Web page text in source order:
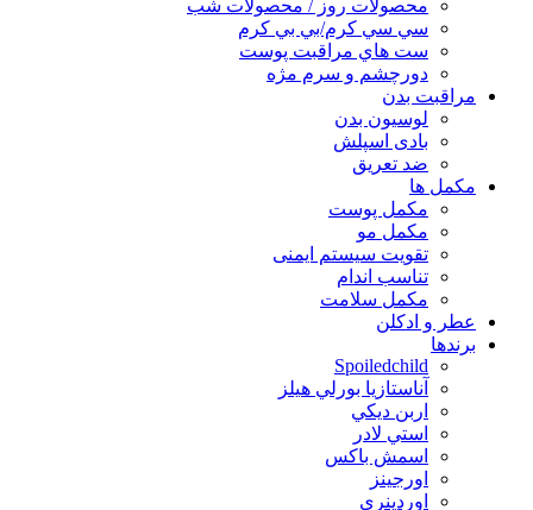
محصولات روز / محصولات شب
سي سي كرم/بي بي كرم
ست هاي مراقبت پوست
دورچشم و سرم مژه
مراقبت بدن
لوسیون بدن
بادی اسپلش
ضد تعریق
مكمل ها
مکمل پوست
مکمل مو
تقویت سیستم ایمنی
تناسب اندام
مکمل سلامت
عطر و ادکلن
برندها
Spoiledchild
آناستازيا بورلي هيلز
اربن ديكي
استي لادر
اسمش باكس
اورجينز
اوردينري